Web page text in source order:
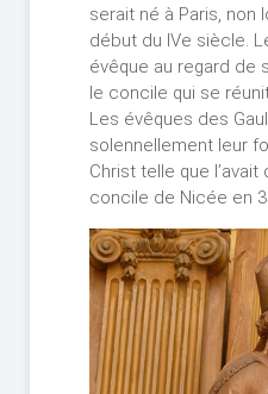
serait né à Paris, non
début du IVe siècle.
évêque au regard de
le concile qui se
Les évêques des
solennellement leur
Christ telle que
concile de Nicée en